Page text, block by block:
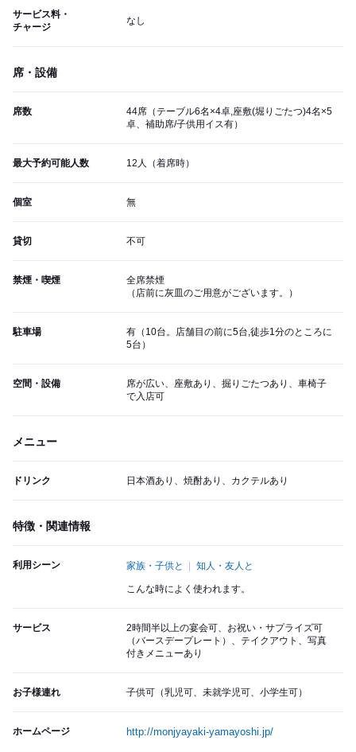
サービス料・
チャージ
なし
席・設備
席数
44席（テーブル6名×4卓,座敷(堀りごたつ)4名×5
卓、補助席/子供用イス有）
最大予約可能人数 12人（着席時）
個室 無
貸切 不可
禁煙・喫煙
全席禁煙
（店前に灰皿のご用意がございます。）
駐車場
有（10台。店舗目の前に5台,徒歩1分のところに
5台）
空間・設備
席が広い、座敷あり、掘りごたつあり、車椅子
で入店可
メニュー
ドリンク 日本酒あり、焼酎あり、カクテルあり
特徴・関連情報
利用シーン 家族・子供と 知人・友人と
こんな時によく使われます。
サービス
2時間半以上の宴会可、お祝い・サプライズ可
（バースデープレート）、テイクアウト、写真
付きメニューあり
お子様連れ 子供可（乳児可、未就学児可、小学生可）
ホームページ http://monjyayaki-yamayoshi.jp/